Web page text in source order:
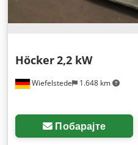
Wiefelstede 1.648 km
Höcker2,2 kW
Побарајте